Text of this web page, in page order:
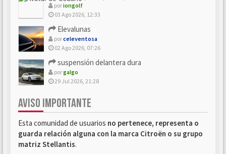
poriongolf
03 Ago 2026, 12:33
Elevalunas
porceleventosa
02 Ago 2026, 07:26
suspensión delantera dura
porgalgo
29 Jul 2026, 21:28
AVISO IMPORTANTE
Esta comunidad de usuarios no pertenece, representa o
guarda relación alguna con la marca Citroën o su grupo
matriz Stellantis.